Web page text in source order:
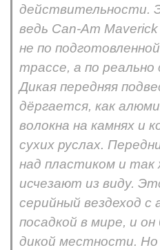
действительности.
ведь Can-Am
не по
трассе, а по
Дикая передняя
дёргается, как
волокна на камнях и
сухих руслах.
над пластиком и
исчезают из виду.
серийный вездеход с
посадкой в мире, и
дикой местности.